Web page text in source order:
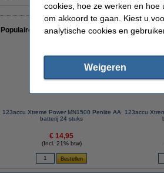
Populaire artikelen van klanten die dit artikel
123accu Xtreme Power MN1500 Penlite AA
batterij 24 stuks
€ 14,95
(Incl. 21% btw)
123accu
cookies, hoe ze werken en hoe
om akkoord te gaan. Kiest u
analytische cookies en
Weigeren